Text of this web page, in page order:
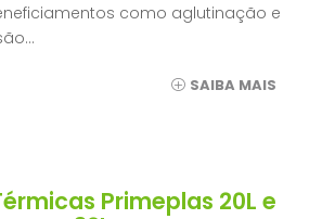
como aglutinação e
SAIBA MAIS
Primeplas 20L e